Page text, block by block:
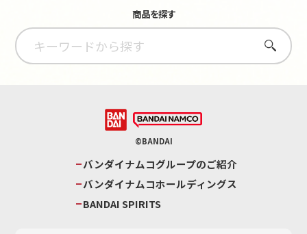
商品を探す
さがす
©BANDAI
バンダイナムコグループのご紹介
バンダイナムコホールディングス
BANDAI SPIRITS